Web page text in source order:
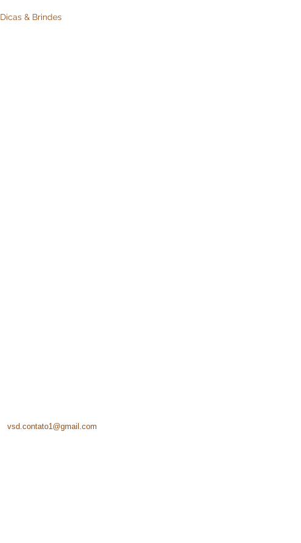
Dicas & Brindes
vsd.contato1@gmail.com